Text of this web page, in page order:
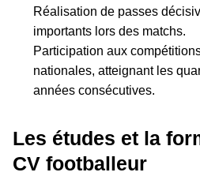
Réalisation de passes
importants lors des matchs.
Participation aux
nationales, atteignant les
années consécutives.
Les études et la
CV footballeur